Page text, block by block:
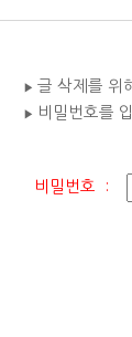
▶ 글 삭제를 위
▶ 비밀번호를
비밀번호 :